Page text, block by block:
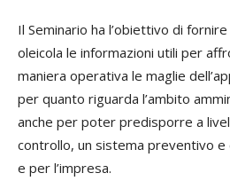
Il Seminario ha l’obiettivo di
oleicola le informazioni utili per
maniera operativa le maglie
per quanto riguarda l’ambito
anche per poter predisporre a
controllo, un sistema preventivo
e per l’impresa.